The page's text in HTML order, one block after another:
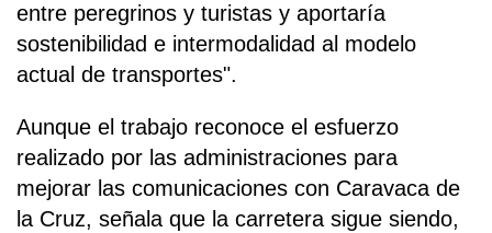
entre peregrinos y turistas y aportaría
sostenibilidad e intermodalidad al modelo
actual de transportes".
Aunque el trabajo reconoce el esfuerzo
realizado por las administraciones para
mejorar las comunicaciones con Caravaca de
la Cruz, señala que la carretera sigue siendo,